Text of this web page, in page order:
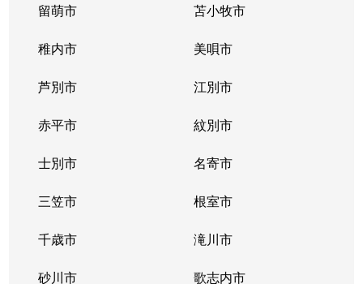
豊平４条
豊平公園
豊平４条
豊平公園
豊平６条
学園前(札幌)
豊平８条
学園前(札幌)
豊平８条
豊平公園
豊平９条
豊平公園
中の島１条
中の島
留萌市 苫小牧市
稚内市 美唄市
芦別市 江別市
赤平市 紋別市
士別市 名寄市
三笠市 根室市
千歳市 滝川市
砂川市 歌志内市